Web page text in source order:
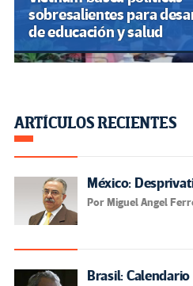
sobresalientes para
de educación y salud
ARTÍCULOS RECIENTES
México:
Por Miguel Angel
Brasil: